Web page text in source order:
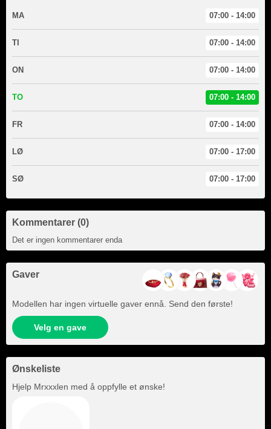
MA 07:00 - 14:00
TI 07:00 - 14:00
ON 07:00 - 14:00
TO 07:00 - 14:00
FR 07:00 - 14:00
LØ 07:00 - 17:00
SØ 07:00 - 17:00
Kommentarer (0)
Det er ingen kommentarer enda
Gaver
Modellen har ingen virtuelle gaver ennå. Send den første!
Velg en gave
Ønskeliste
Hjelp Mrxxxlen med å oppfylle et ønske!